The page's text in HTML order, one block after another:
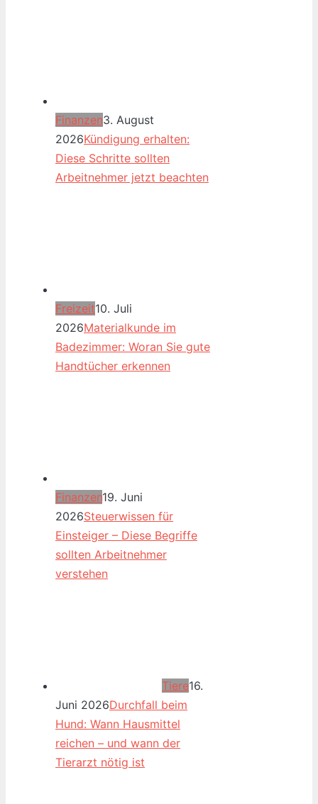
Finanzen3. August
2026Kündigung erhalten:
Diese Schritte sollten
Arbeitnehmer jetzt beachten
Freizeit10. Juli
2026Materialkunde im
Badezimmer: Woran Sie gute
Handtücher erkennen
Finanzen19. Juni
2026Steuerwissen für
Einsteiger – Diese Begriffe
sollten Arbeitnehmer
verstehen
Tiere16.
Juni 2026Durchfall beim
Hund: Wann Hausmittel
reichen – und wann der
Tierarzt nötig ist